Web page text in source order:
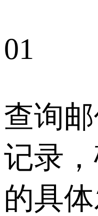
01
查询
记录
的具